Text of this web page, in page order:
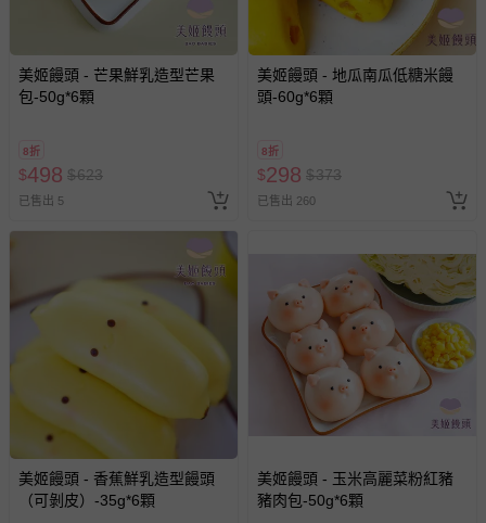
注意事項：非供即食,應充分加熱
退換貨須知
您所購買的商品享有7天的鑑賞期／猶豫期權益，但此期間
並非試用期，您所退回的商品必須是未經使用的全新狀態，
如需退換貨，請於收到商品7天（含例假日內提出），如為
瑕疵退換貨所產生的運費，將由媽咪愛負責處理，若非瑕疵
退貨，您可至『查詢訂單』>『已出貨』中查詢該筆訂單，
並點選『我要退貨』即可進行申請。若有相關退貨問題，請
至媽咪愛LINE@客服ID: @mamilove
我們將依序為您處理
與服務，謝謝。
針對滿件折/滿額贈…等活動，如因部份退貨，而該訂單保
留商品未達活動門檻，將以原價計算，活動贈品亦需一併退
回。
部分商品依據消費者保護法的規定，不適用七天鑑賞期/猶
豫期範圍：
易於腐敗、保存期限較短或解約時即將逾期（例如生鮮
美姬饅頭 - 芒果鮮乳造型芒果
包-50g*6顆
8折
$498 $623
已售出 5
美姬饅頭 - 地瓜南瓜低糖米饅
頭-60g*6顆
8折
$298 $373
已售出 260
美姬饅頭 - 香蕉鮮乳造型饅頭
（可剝皮）-35g*6顆
美姬饅頭 - 玉米高麗菜粉紅豬
豬肉包-50g*6顆